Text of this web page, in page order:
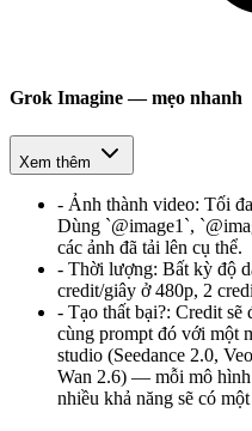
Grok Imagine — mẹo nhanh
Xem thêm
- Ảnh thành video: Tối
Dùng `@image1`,
các ảnh đã tải lên cụ thể.
- Thời lượng: Bất kỳ độ
credit/giây ở 480p, 2
- Tạo thất bại?: Credit sẽ
cùng prompt đó với một
studio (Seedance 2.0,
Wan 2.6) — mỗi mô hình
nhiều khả năng sẽ có